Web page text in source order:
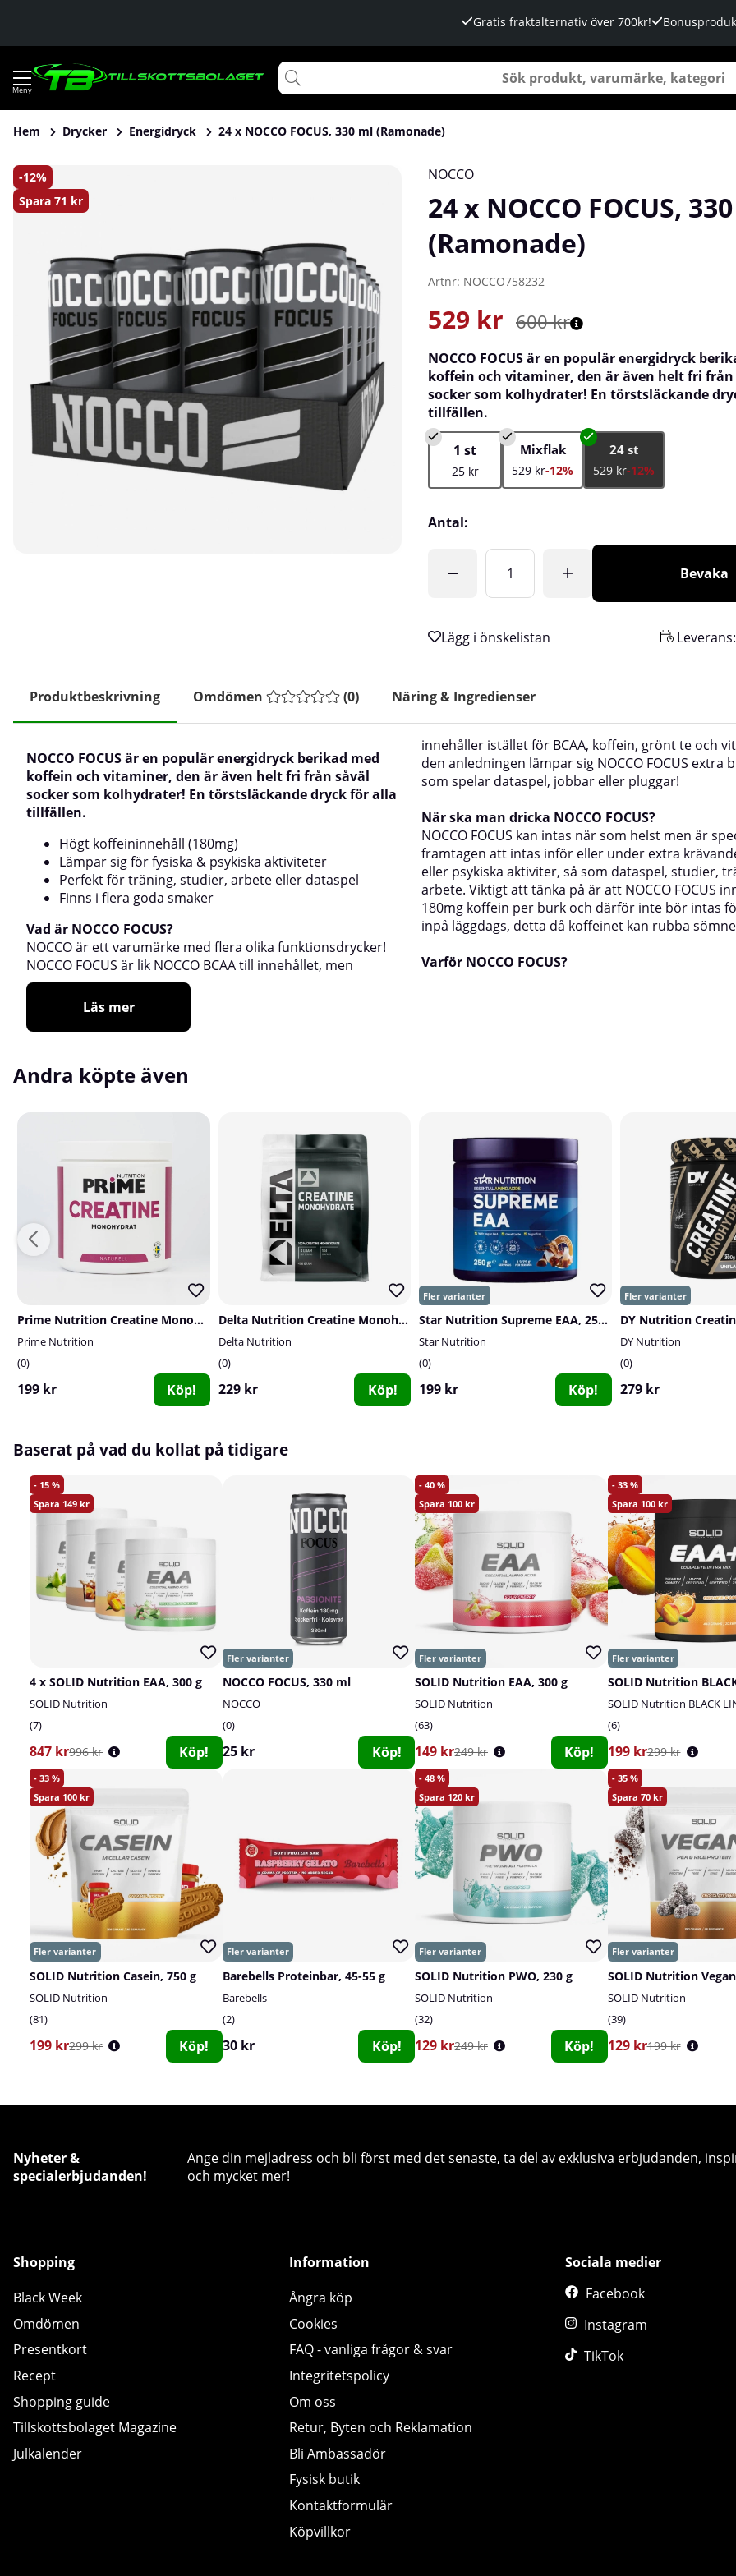
Gratis fraktalternativ över 700kr!
Hem Drycker Energidryck 24 x NOCCO FOCUS, 330 ml (Ramonade)
12
Spara 71 kr
Produktbilder 24 x NOCCO FOCUS, 330 ml (Ramonade) NOCCO
24 x NOCCO FOCUS,
(Ramonade)
Artnr: NOCCO758232
600kr
529 kr
NOCCO FOCUS är en populär energidryck
koffein och vitaminer, den är även helt fri från
socker som kolhydrater! En törstsläckande
tillfällen.
1 st
25 kr
Mixflak
529 kr-12%
24 st
529 kr-12%
Antal:
Bevaka
Leverans:
Produktbeskrivning Omdömen (0) Näring & Ingredienser
NOCCO FOCUS är en populär energidryck berikad med
koffein och vitaminer, den är även helt fri från såväl
socker som kolhydrater! En törstsläckande dryck för alla
tillfällen.
Högt koffeininnehåll (180mg)
Lämpar sig för fysiska & psykiska aktiviteter
Perfekt för träning, studier, arbete eller dataspel
Finns i flera goda smaker
Vad är NOCCO FOCUS?
NOCCOär ett varumärke med flera olika funktionsdrycker!
NOCCO FOCUS är lik NOCCO BCAA till innehållet, men
innehåller istället för BCAA, koffein, grönt te och
den anledningen lämpar sig NOCCO FOCUS extra
som spelar dataspel, jobbar eller pluggar!
När ska man dricka NOCCO FOCUS?
NOCCO FOCUS kan intas när som helst men är
framtagen att intas inför eller under extra
eller psykiska aktiviter, så som dataspel, studier,
arbete. Viktigt att tänka på är att NOCCO FOCUS
180mg koffein per burk och därför inte bör intas
inpå läggdags, detta då koffeinet kan rubba
Varför NOCCO FOCUS?
Läs mer
Andra köpte även
Prime Nutrition Creatine Monohydrate, 300 g
Prime Nutrition
0
199 kr Köp!
Delta Nutrition Creatine Monohydrate, 400 g
Delta Nutrition
0
229 kr Köp!
Star Nutrition Supreme EAA, 250 g
Star Nutrition
0
199 kr Köp!
DY Nutrition
0
279 kr
Baserat på vad du kollat på tidigare
15
149
4 x SOLID Nutrition EAA, 300 g
SOLID Nutrition
7
847 kr996 kr Köp!
NOCCO FOCUS, 330 ml
NOCCO
0
25 kr Köp!
40
100
SOLID Nutrition EAA, 300 g
SOLID Nutrition
63
149 kr249 kr Köp!
33
100
SOLID Nutrition BLACK
6
199 kr299 kr
33
100
SOLID Nutrition Casein, 750 g
SOLID Nutrition
81
199 kr299 kr Köp!
Barebells Proteinbar, 45-55 g
Barebells
2
30 kr Köp!
48
120
SOLID Nutrition PWO, 230 g
SOLID Nutrition
32
129 kr249 kr Köp!
35
70
SOLID Nutrition
SOLID Nutrition
39
129 kr199 kr
Nyheter &
specialerbjudanden!
Ange din mejladress och bli först med det senaste, ta del av exklusiva erbjudanden,
och mycket mer!
Shopping
Black Week
Omdömen
Presentkort
Recept
Shopping guide
Tillskottsbolaget Magazine
Julkalender
Information
Ångra köp
Cookies
FAQ - vanliga frågor & svar
Integritetspolicy
Om oss
Retur, Byten och Reklamation
Bli Ambassadör
Fysisk butik
Kontaktformulär
Köpvillkor
Sociala medier
Facebook
Instagram
TikTok